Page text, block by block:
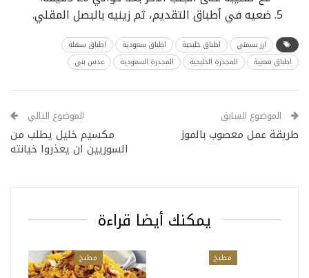
ضعيه في أطباق التقديم، ثم زينيه بالبصل المقلي.
ارز بسمتي اطباق خليجية اطباق سعودية
اطباق سهلة
اطباق شعبية
المجدرة الخليجية المجدرة السعودية عدس بني
الموضوع السابق
طريقة عمل معصوب بالموز
الموضوع التالي
مكسيم خليل يطلب من
السوريين ان يعذروا خيانته
يمكنك أيضا قراءة
مطبخ مطبخ